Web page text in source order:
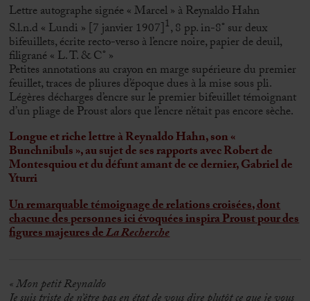
Lettre autographe signée « Marcel » à Reynaldo Hahn
S.l.n.d « Lundi » [7 janvier 1907]1, 8 pp. in-8° sur deux
bifeuillets, écrite recto-verso à l’encre noire, papier de deuil,
filigrané « L. T. & C° »
Petites annotations au crayon en marge supérieure du premier
feuillet, traces de pliures d’époque dues à la mise sous pli.
Légères décharges d’encre sur le premier bifeuillet témoignant
d’un pliage de Proust alors que l’encre n’était pas encore sèche.
Longue et riche lettre à Reynaldo Hahn, son «
Bunchnibuls », au sujet de ses rapports avec Robert de
Montesquiou et du défunt amant de ce dernier, Gabriel de
Yturri
Un remarquable témoignage de relations croisées, dont
chacune des personnes ici évoquées inspira Proust pour des
figures majeures deLa Recherche
« Mon petit Reynaldo